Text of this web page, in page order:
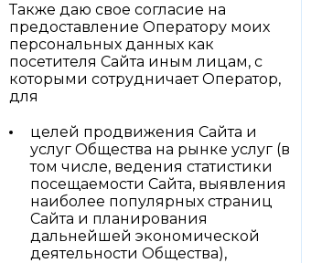
Также даю свое согласие на
предоставление Оператору моих
персональных данных как
посетителя Сайта иным лицам, с
которыми сотрудничает Оператор,
для
целей продвижения Сайта и
услуг Общества на рынке услуг (в
том числе, ведения статистики
посещаемости Сайта, выявления
наиболее популярных страниц
Сайта и планирования
дальнейшей экономической
деятельности Общества),